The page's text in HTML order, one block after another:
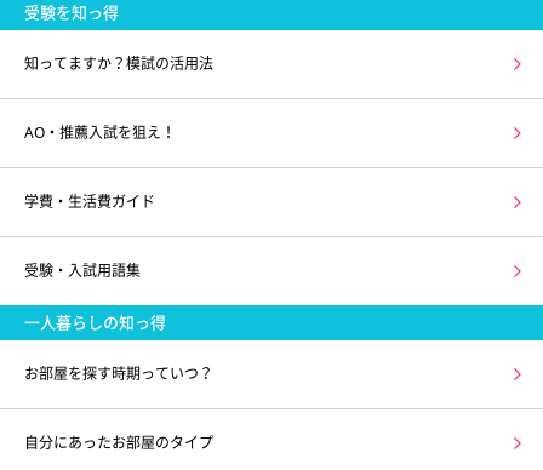
受験を知っ得
知ってますか？模試の活用法
AO・推薦入試を狙え！
学費・生活費ガイド
受験・入試用語集
一人暮らしの知っ得
お部屋を探す時期っていつ？
自分にあったお部屋のタイプ